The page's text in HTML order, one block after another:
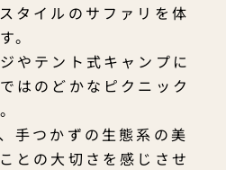
タイルのサファリを体
。
やテント式キャンプに
はのどかなピクニック
手つかずの生態系の美
との大切さを感じさせ